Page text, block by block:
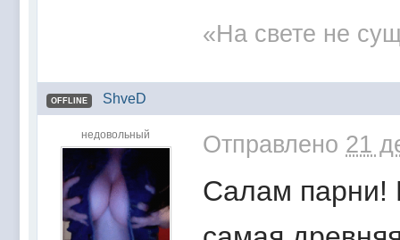
«На свете не
OFFLINE ShveD
недовольный Отправлено 21
Салам парни!